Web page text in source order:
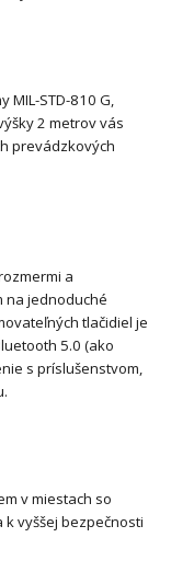
MIL-STD-810 G,
2 metrov vás
prevádzkových
a
na jednoduché
tlačidiel je
5.0 (ako
s príslušenstvom,
v miestach so
k vyššej bezpečnosti